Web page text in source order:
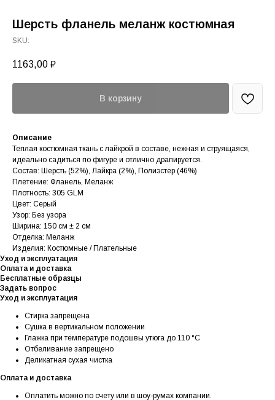
Шерсть фланель меланж костюмная
SKU:
1163,00 ₽
В корзину
Описание
Теплая костюмная ткань с лайкрой в составе, нежная и струящаяся,
идеально садиться по фигуре и отлично драпируется.
Состав: Шерсть (52%), Лайкра (2%), Полиэстер (46%)
Плетение: Фланель, Меланж
Плотность: 305 GLM
Цвет: Серый
Узор: Без узора
Ширина: 150 см ± 2 см
Отделка: Меланж
Изделия: Костюмные / Плательные
Уход и эксплуатация
Оплата и доставка
Бесплатные образцы
Задать вопрос
Уход и эксплуатация
Стирка запрещена
Сушка в вертикальном положении
Глажка при температуре подошвы утюга до 110 °C
Отбеливание запрещено
Деликатная сухая чистка
Оплата и доставка
Оплатить можно по счету или в шоу-румах компании.